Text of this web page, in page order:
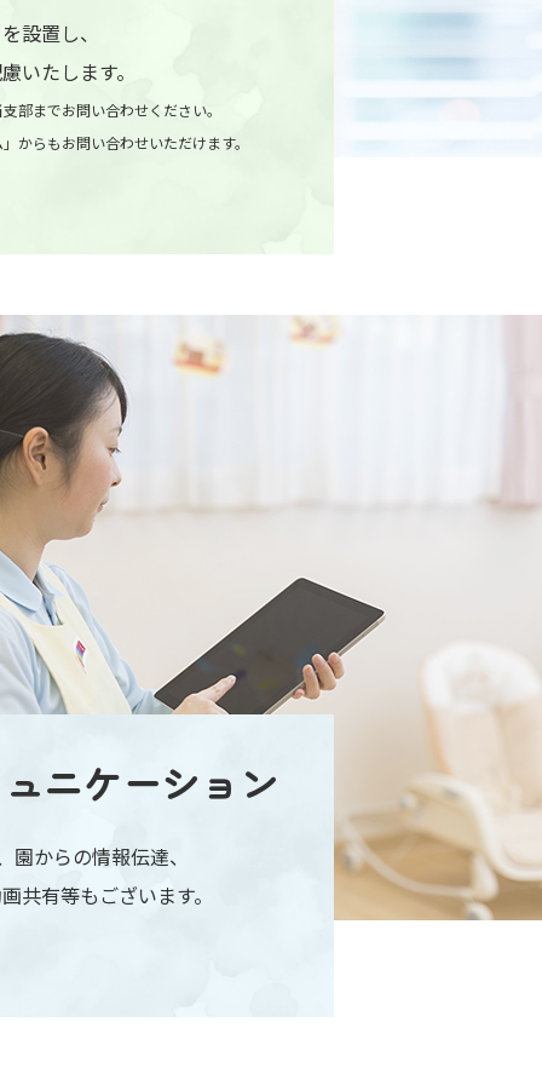
設置し、
いたします。
部までお問い合わせください。
からもお問い合わせいただけます。
ニケーション
からの情報伝達、
共有等もございます。